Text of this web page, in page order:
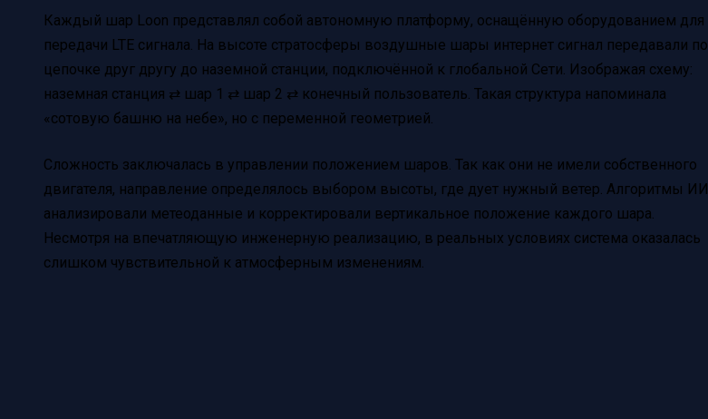
Каждый шар Loon представлял собой автономную платформу, оснащённую оборудованием для
передачи LTE сигнала. На высоте стратосферы воздушные шары интернет сигнал передавали по
цепочке друг другу до наземной станции, подключённой к глобальной Сети. Изображая схему:
наземная станция ⇄ шар 1 ⇄ шар 2 ⇄ конечный пользователь. Такая структура напоминала
«сотовую башню на небе», но с переменной геометрией.
Сложность заключалась в управлении положением шаров. Так как они не имели собственного
двигателя, направление определялось выбором высоты, где дует нужный ветер. Алгоритмы ИИ
анализировали метеоданные и корректировали вертикальное положение каждого шара.
Несмотря на впечатляющую инженерную реализацию, в реальных условиях система оказалась
слишком чувствительной к атмосферным изменениям.